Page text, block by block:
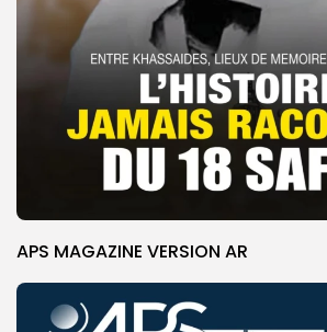
APS MAGAZINE VERSION AR